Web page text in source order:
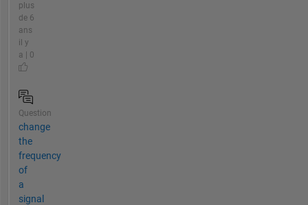
plus
de 6
ans
il y
a | 0
Question
change
the
frequency
of
a
signal